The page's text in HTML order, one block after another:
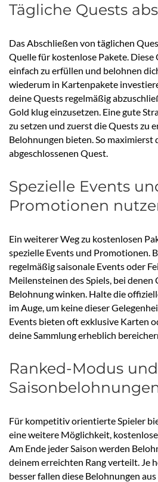
Tägliche Quests
Das Abschließen von täglichen
Quelle für kostenlose Pakete. Diese
einfach zu erfüllen und belohnen
wiederum in Kartenpakete
deine Quests regelmäßig
Gold klug einzusetzen. Eine gute
zu setzen und zuerst die Quests zu
Belohnungen bieten. So maximierst
abgeschlossenen Quest.
Spezielle Events
Promotionen
Ein weiterer Weg zu kostenlosen
spezielle Events und Promotionen.
regelmäßig saisonale Events oder
Meilensteinen des Spiels, bei denen
Belohnung winken. Halte die
im Auge, um keine dieser
Events bieten oft exklusive Karten
deine Sammlung erheblich
Ranked-Modus und
Für kompetitiv orientierte Spieler
eine weitere Möglichkeit,
Am Ende jeder Saison werden
deinem erreichten Rang verteilt. Je
besser fallen diese Belohnungen